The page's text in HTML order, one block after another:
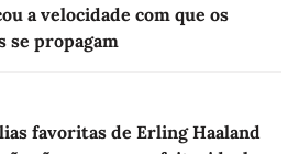
a velocidade com que os
se propagam
favoritas de Erling Haaland